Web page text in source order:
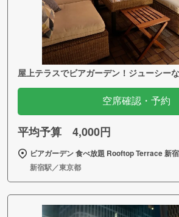
屋上テラスでビアガーデン！ジューシー
空席確認・予約
平均予算 4,000円
ビアガーデン 食べ放題 Rooftop Terrace 新
新宿駅／東京都